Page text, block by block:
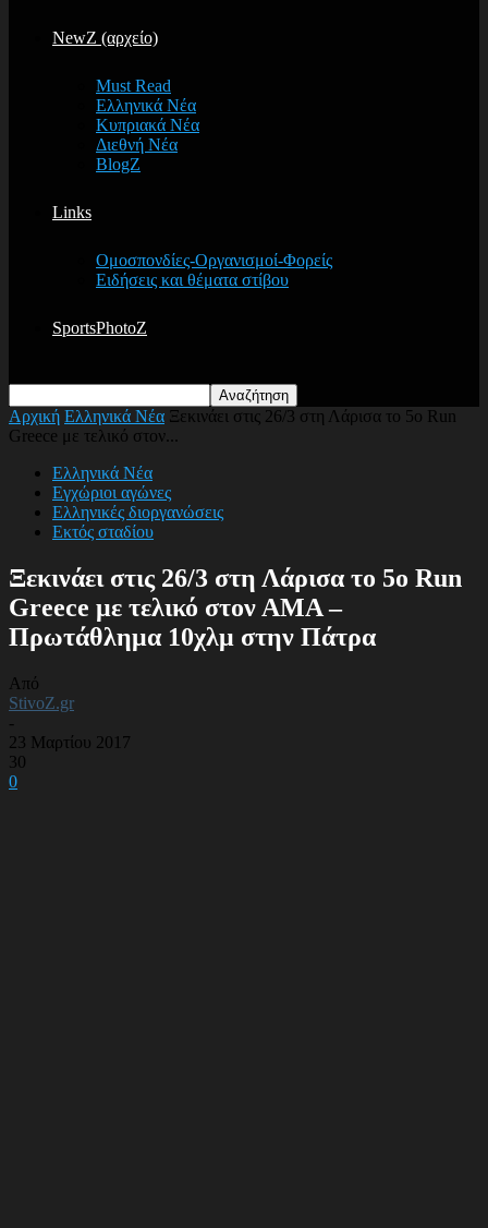
NewZ (αρχείο)
Must Read
Ελληνικά Νέα
Κυπριακά Νέα
Διεθνή Νέα
BlogZ
Links
Ομοσπονδίες-Οργανισμοί-Φορείς
Ειδήσεις και θέματα στίβου
SportsPhotoZ
Αρχική Ελληνικά Νέα Ξεκινάει στις 26/3 στη Λάρισα το 5ο Run
Greece με τελικό στον...
Ελληνικά Νέα
Εγχώριοι αγώνες
Ελληνικές διοργανώσεις
Εκτός σταδίου
Ξεκινάει στις 26/3 στη Λάρισα το 5ο Run
Greece με τελικό στον ΑΜΑ –
Πρωτάθλημα 10χλμ στην Πάτρα
Από
StivoZ.gr
-
23 Μαρτίου 2017
30
0